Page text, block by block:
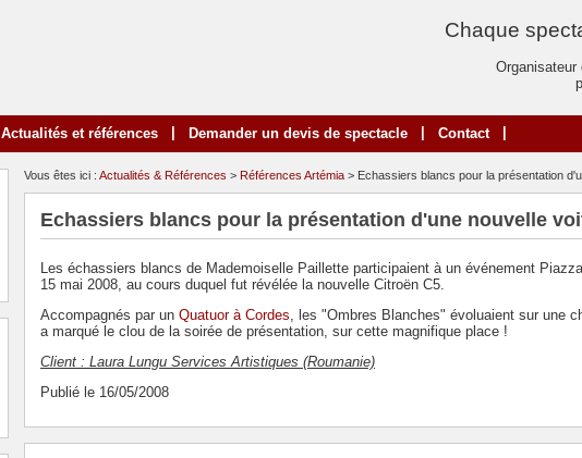
Chaque
Actualités et références Demander un devis de spectacle Contact
Vous êtes ici : Actualités & Références > Références Artémia > Echassiers blancs pour la présentation
Echassiers blancs pour la présentation d'une nouvelle
Les échassiers blancs de Mademoiselle Paillette participaient à un événement
15 mai 2008, au cours duquel fut révélée la nouvelle Citroën C5.
Accompagnés par un Quatuor à Cordes, les "Ombres Blanches" évoluaient sur une
a marqué le clou de la soirée de présentation, sur cette magnifique place !
Client : Laura Lungu Services Artistiques (Roumanie)
Publié le 16/05/2008